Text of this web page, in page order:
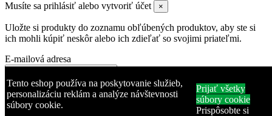
Tento eshop používa na poskytovanie služieb,
personalizáciu reklám a analýze návštevnosti
súbory cookie.
Prijať všetky
súbory cookie
Prispôsobte si
Musíte sa prihlásiť alebo vytvoriť účet ×
Uložte si produkty do zoznamu obľúbených produktov, aby ste si
ich mohli kúpiť neskôr alebo ich zdieľať so svojimi priateľmi.
E-mailová adresa
Heslo
Zabudli ste heslo?